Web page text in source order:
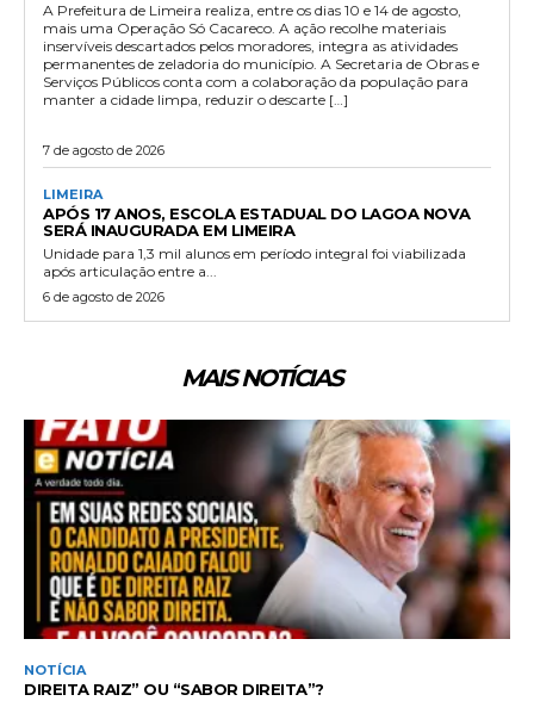
A Prefeitura de Limeira realiza, entre os dias 10 e 14 de agosto,
mais uma Operação Só Cacareco. A ação recolhe materiais
inservíveis descartados pelos moradores, integra as atividades
permanentes de zeladoria do município. A Secretaria de Obras e
Serviços Públicos conta com a colaboração da população para
manter a cidade limpa, reduzir o descarte […]
7 de agosto de 2026
LIMEIRA
APÓS 17 ANOS, ESCOLA ESTADUAL DO LAGOA NOVA
SERÁ INAUGURADA EM LIMEIRA
Unidade para 1,3 mil alunos em período integral foi viabilizada
após articulação entre a...
6 de agosto de 2026
MAIS NOTÍCIAS
NOTÍCIA
DIREITA RAIZ” OU “SABOR DIREITA”?